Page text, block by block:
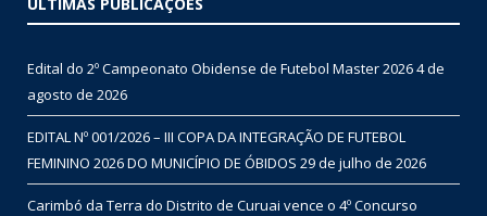
Edital do 2º Campeonato Obidense de Futebol Master 20264 de
agosto de 2026
EDITAL Nº 001/2026 – III COPA DA INTEGRAÇÃO DE FUTEBOL
FEMININO 2026 DO MUNICÍPIO DE ÓBIDOS 29 de julho de 2026
Carimbó da Terra do Distrito de Curuai vence o 4º Concurso